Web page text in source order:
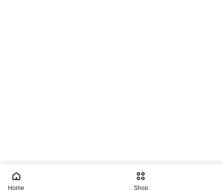
Home Shop